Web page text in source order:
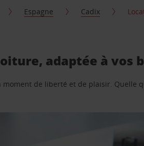
Espagne Cadix
adaptée à vos
de liberté et de plaisir. Quelle